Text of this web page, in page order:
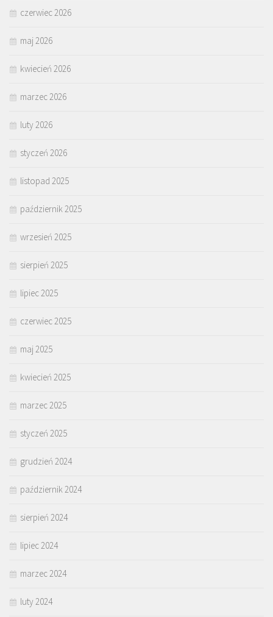
czerwiec 2026
maj 2026
kwiecień 2026
marzec 2026
luty 2026
styczeń 2026
listopad 2025
październik 2025
wrzesień 2025
sierpień 2025
lipiec 2025
czerwiec 2025
maj 2025
kwiecień 2025
marzec 2025
styczeń 2025
grudzień 2024
październik 2024
sierpień 2024
lipiec 2024
marzec 2024
luty 2024